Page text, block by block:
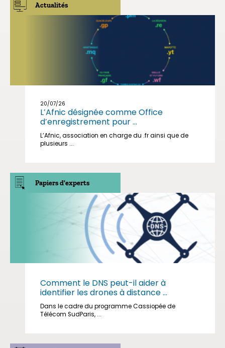
Actualités
20/07/26
L’Afnic désignée comme Office
d’enregistrement pour ...
L’Afnic, association en charge du .fr ainsi que de
plusieurs ...
Papiers d'experts
Comment le DNS peut-il aider à
identifier les drones à distance ...
Dans le cadre du programme Cassiopée de
Télécom SudParis, ...